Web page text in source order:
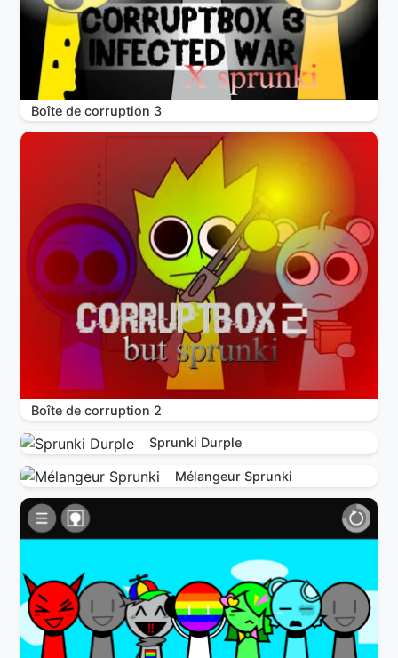
Boîte de corruption 3
Boîte de corruption 2
Sprunki Durple
Mélangeur Sprunki